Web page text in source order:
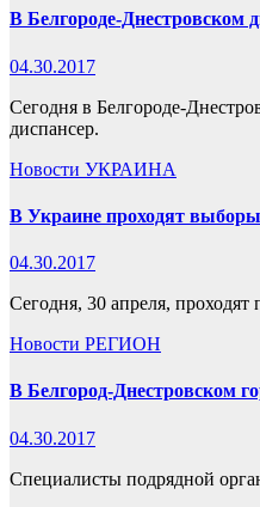
В Белгороде-Днестровском
04.30.2017
Сегодня в Белгороде-
диспансер.
Новости УКРАИНА
В Украине проходят
04.30.2017
Сегодня, 30 апреля,
Новости РЕГИОН
В Белгород-Днестровском
04.30.2017
Специалисты подрядной